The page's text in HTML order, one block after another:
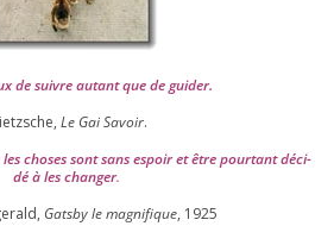
de suivre autant que de gui­der.
Le Gai Savoir.
choses sont sans espoir et être pour­tant déci­
dé à les chan­ger.
Gatsby le magni­fique, 1925